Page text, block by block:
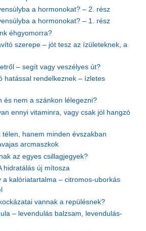
a hormonokat? – 2. rész
a hormonokat? – 1. rész
éhgyomorra?
szerepe – jót tesz az ízületeknek, a
– segít vagy veszélyes út?
hatással rendelkeznek – ízletes
és nem a szánkon lélegezni?
ennyi vitaminra, vagy csak jól hangzó
hanem minden évszakban
arcmaszkok
az egyes csillagjegyek?
hidratálás új mítosza
a kalóriatartalma – citromos-uborkás
vannak a repülésnek?
– levendulás balzsam, levendulás-